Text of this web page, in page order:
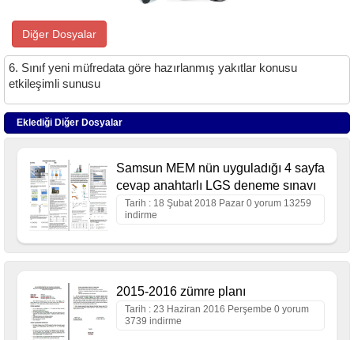
Diğer Dosyalar
6. Sınıf yeni müfredata göre hazırlanmış yakıtlar konusu
etkileşimli sunusu
Eklediği Diğer Dosyalar
Samsun MEM nün uyguladığı 4 sayfa
cevap anahtarlı LGS deneme sınavı
Tarih : 18 Şubat 2018 Pazar 0 yorum 13259
indirme
2015-2016 zümre planı
Tarih : 23 Haziran 2016 Perşembe 0 yorum
3739 indirme